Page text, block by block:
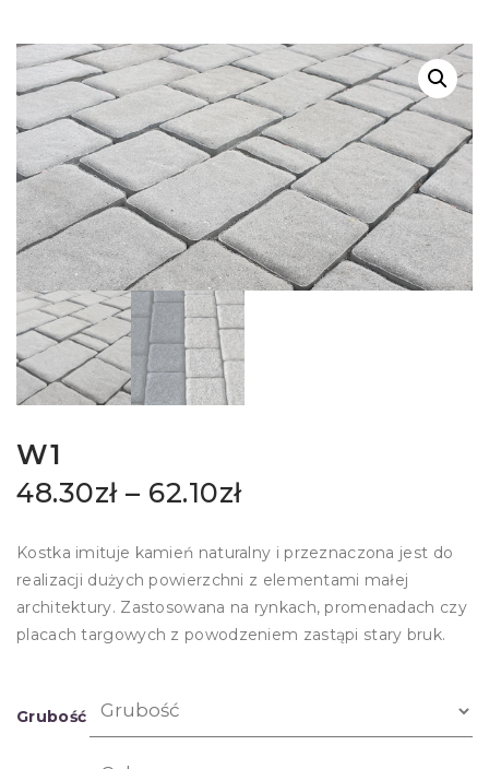
W1
48.30zł– 62.10zł
Kostka imituje kamień naturalny i przeznaczona jest do
realizacji dużych powierzchni z elementami małej
architektury. Zastosowana na rynkach, promenadach czy
placach targowych z powodzeniem zastąpi stary bruk.
Grubość